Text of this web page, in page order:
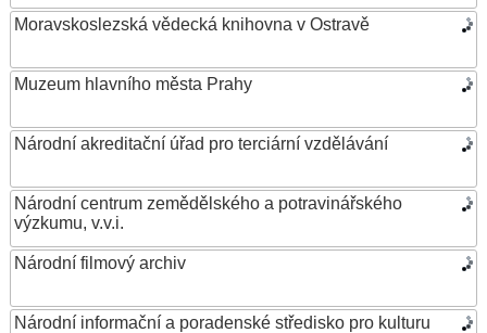
Moravskoslezská vědecká knihovna v Ostravě
Muzeum hlavního města Prahy
Národní akreditační úřad pro terciární vzdělávání
Národní centrum zemědělského a potravinářského
výzkumu, v.v.i.
Národní filmový archiv
Národní informační a poradenské středisko pro kulturu